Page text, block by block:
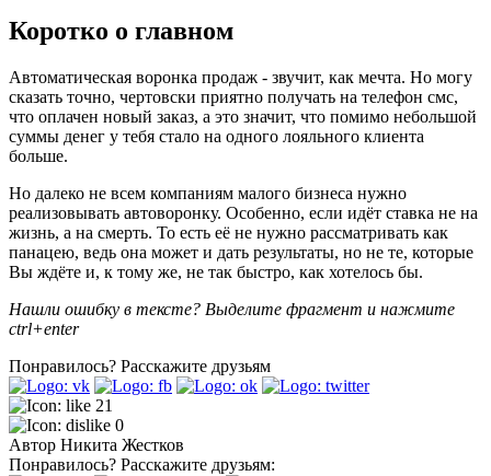
Коротко о главном
Автоматическая воронка продаж - звучит, как мечта. Но могу
сказать точно, чертовски приятно получать на телефон смс,
что оплачен новый заказ, а это значит, что помимо небольшой
суммы денег у тебя стало на одного лояльного клиента
больше.
Но далеко не всем компаниям малого бизнеса нужно
реализовывать автоворонку. Особенно, если идёт ставка не на
жизнь, а на смерть. То есть её не нужно рассматривать как
панацею, ведь она может и дать результаты, но не те, которые
Вы ждёте и, к тому же, не так быстро, как хотелось бы.
Нашли ошибку в тексте? Выделите фрагмент и нажмите
ctrl+enter
Понравилось? Расскажите друзьям
21
0
Автор Никита Жестков
Понравилось? Расскажите друзьям: